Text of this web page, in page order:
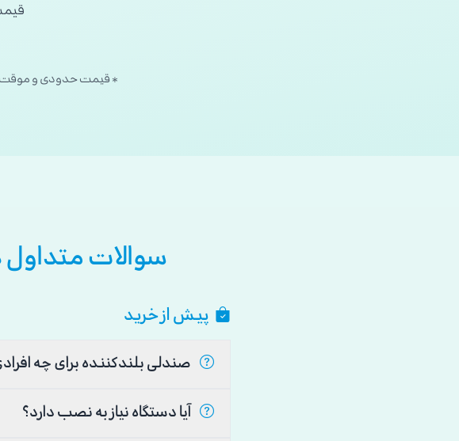
* قیمت حدودی و موقت
سوالات متداول
پیش از خرید
آیا دستگاه نیاز به نصب دارد؟